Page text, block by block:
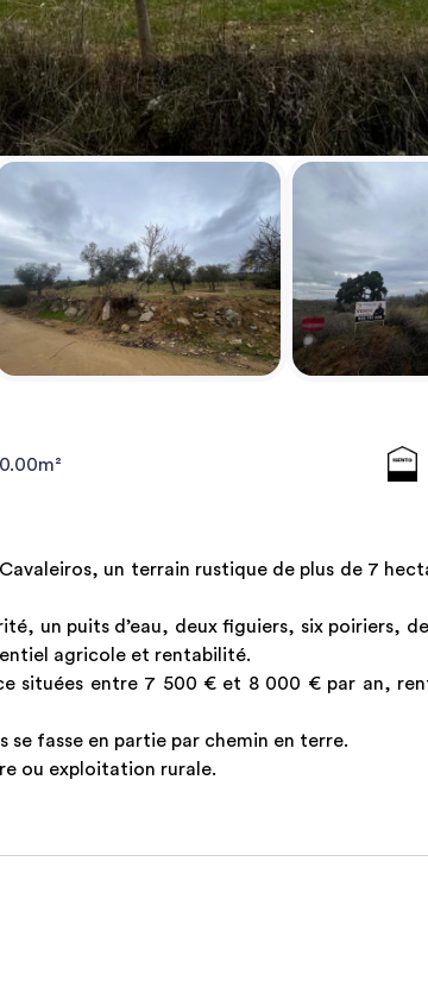
un terrain rustique de plus de 7
un puits d’eau, deux figuiers, six poiriers,
agricole et rentabilité.
situées entre 7 500 € et 8 000 € par an,
se fasse en partie par chemin en terre.
ou exploitation rurale.